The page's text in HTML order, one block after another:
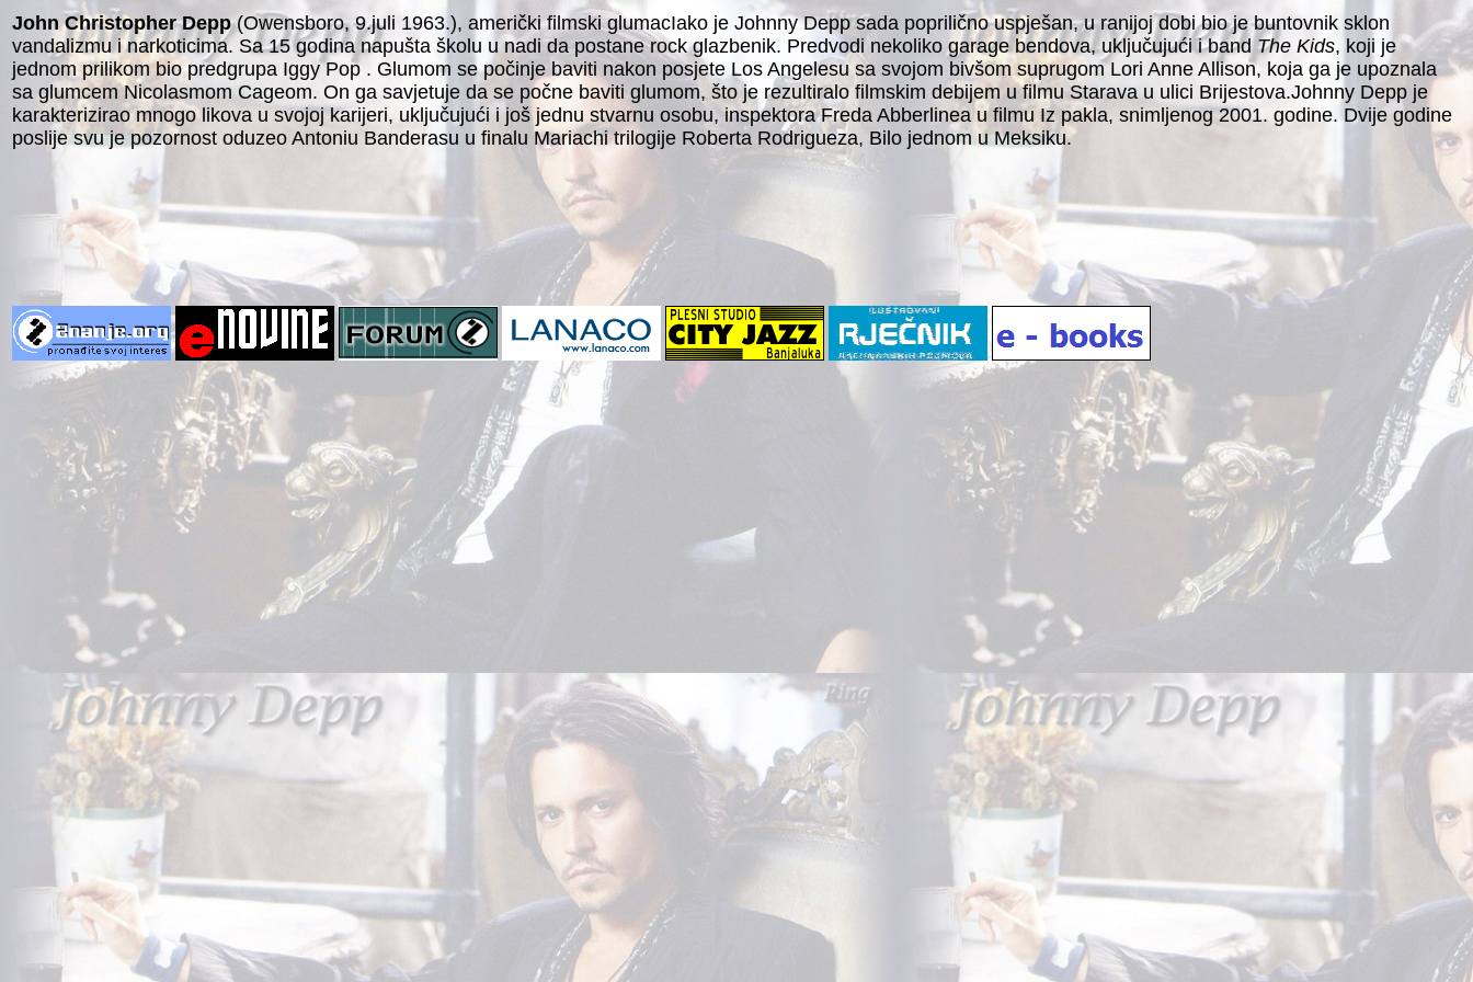
John Christopher Depp(Owensboro, 9.juli 1963.), američki filmski glumacIako je Johnny Depp sada poprilično uspješan, u ranijoj dobi bio je buntovnik sklon
vandalizmu i narkoticima. Sa 15 godina napušta školu u nadi da postane rock glazbenik. Predvodi nekoliko garage bendova, uključujući i band The Kids, koji je
jednom prilikom bio predgrupa Iggy Pop . Glumom se počinje baviti nakon posjete Los Angelesu sa svojom bivšom suprugom Lori Anne Allison, koja ga je upoznala
sa glumcem Nicolasmom Cageom. On ga savjetuje da se počne baviti glumom, što je rezultiralo filmskim debijem u filmu Starava u ulici Brijestova.Johnny Depp je
karakterizirao mnogo likova u svojoj karijeri, uključujući i još jednu stvarnu osobu, inspektora Freda Abberlinea u filmu Iz pakla, snimljenog 2001. godine. Dvije godine
poslije svu je pozornost oduzeo Antoniu Banderasu u finalu Mariachi trilogije Roberta Rodrigueza, Bilo jednom u Meksiku.